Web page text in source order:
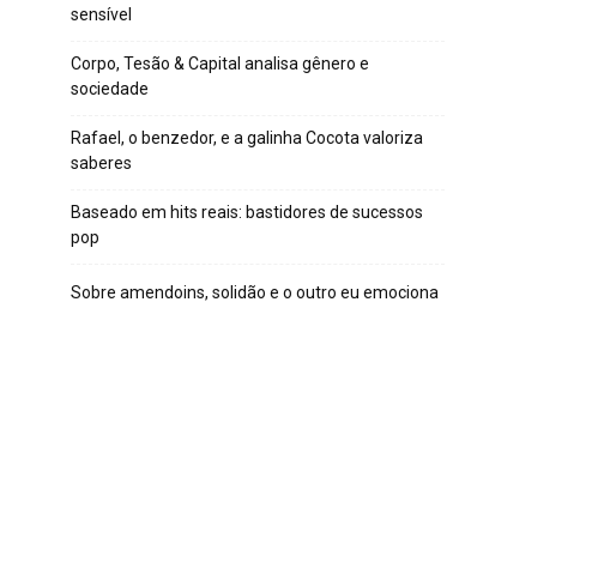
sensível
Corpo, Tesão & Capital analisa gênero e
sociedade
Rafael, o benzedor, e a galinha Cocota valoriza
saberes
Baseado em hits reais: bastidores de sucessos
pop
Sobre amendoins, solidão e o outro eu emociona